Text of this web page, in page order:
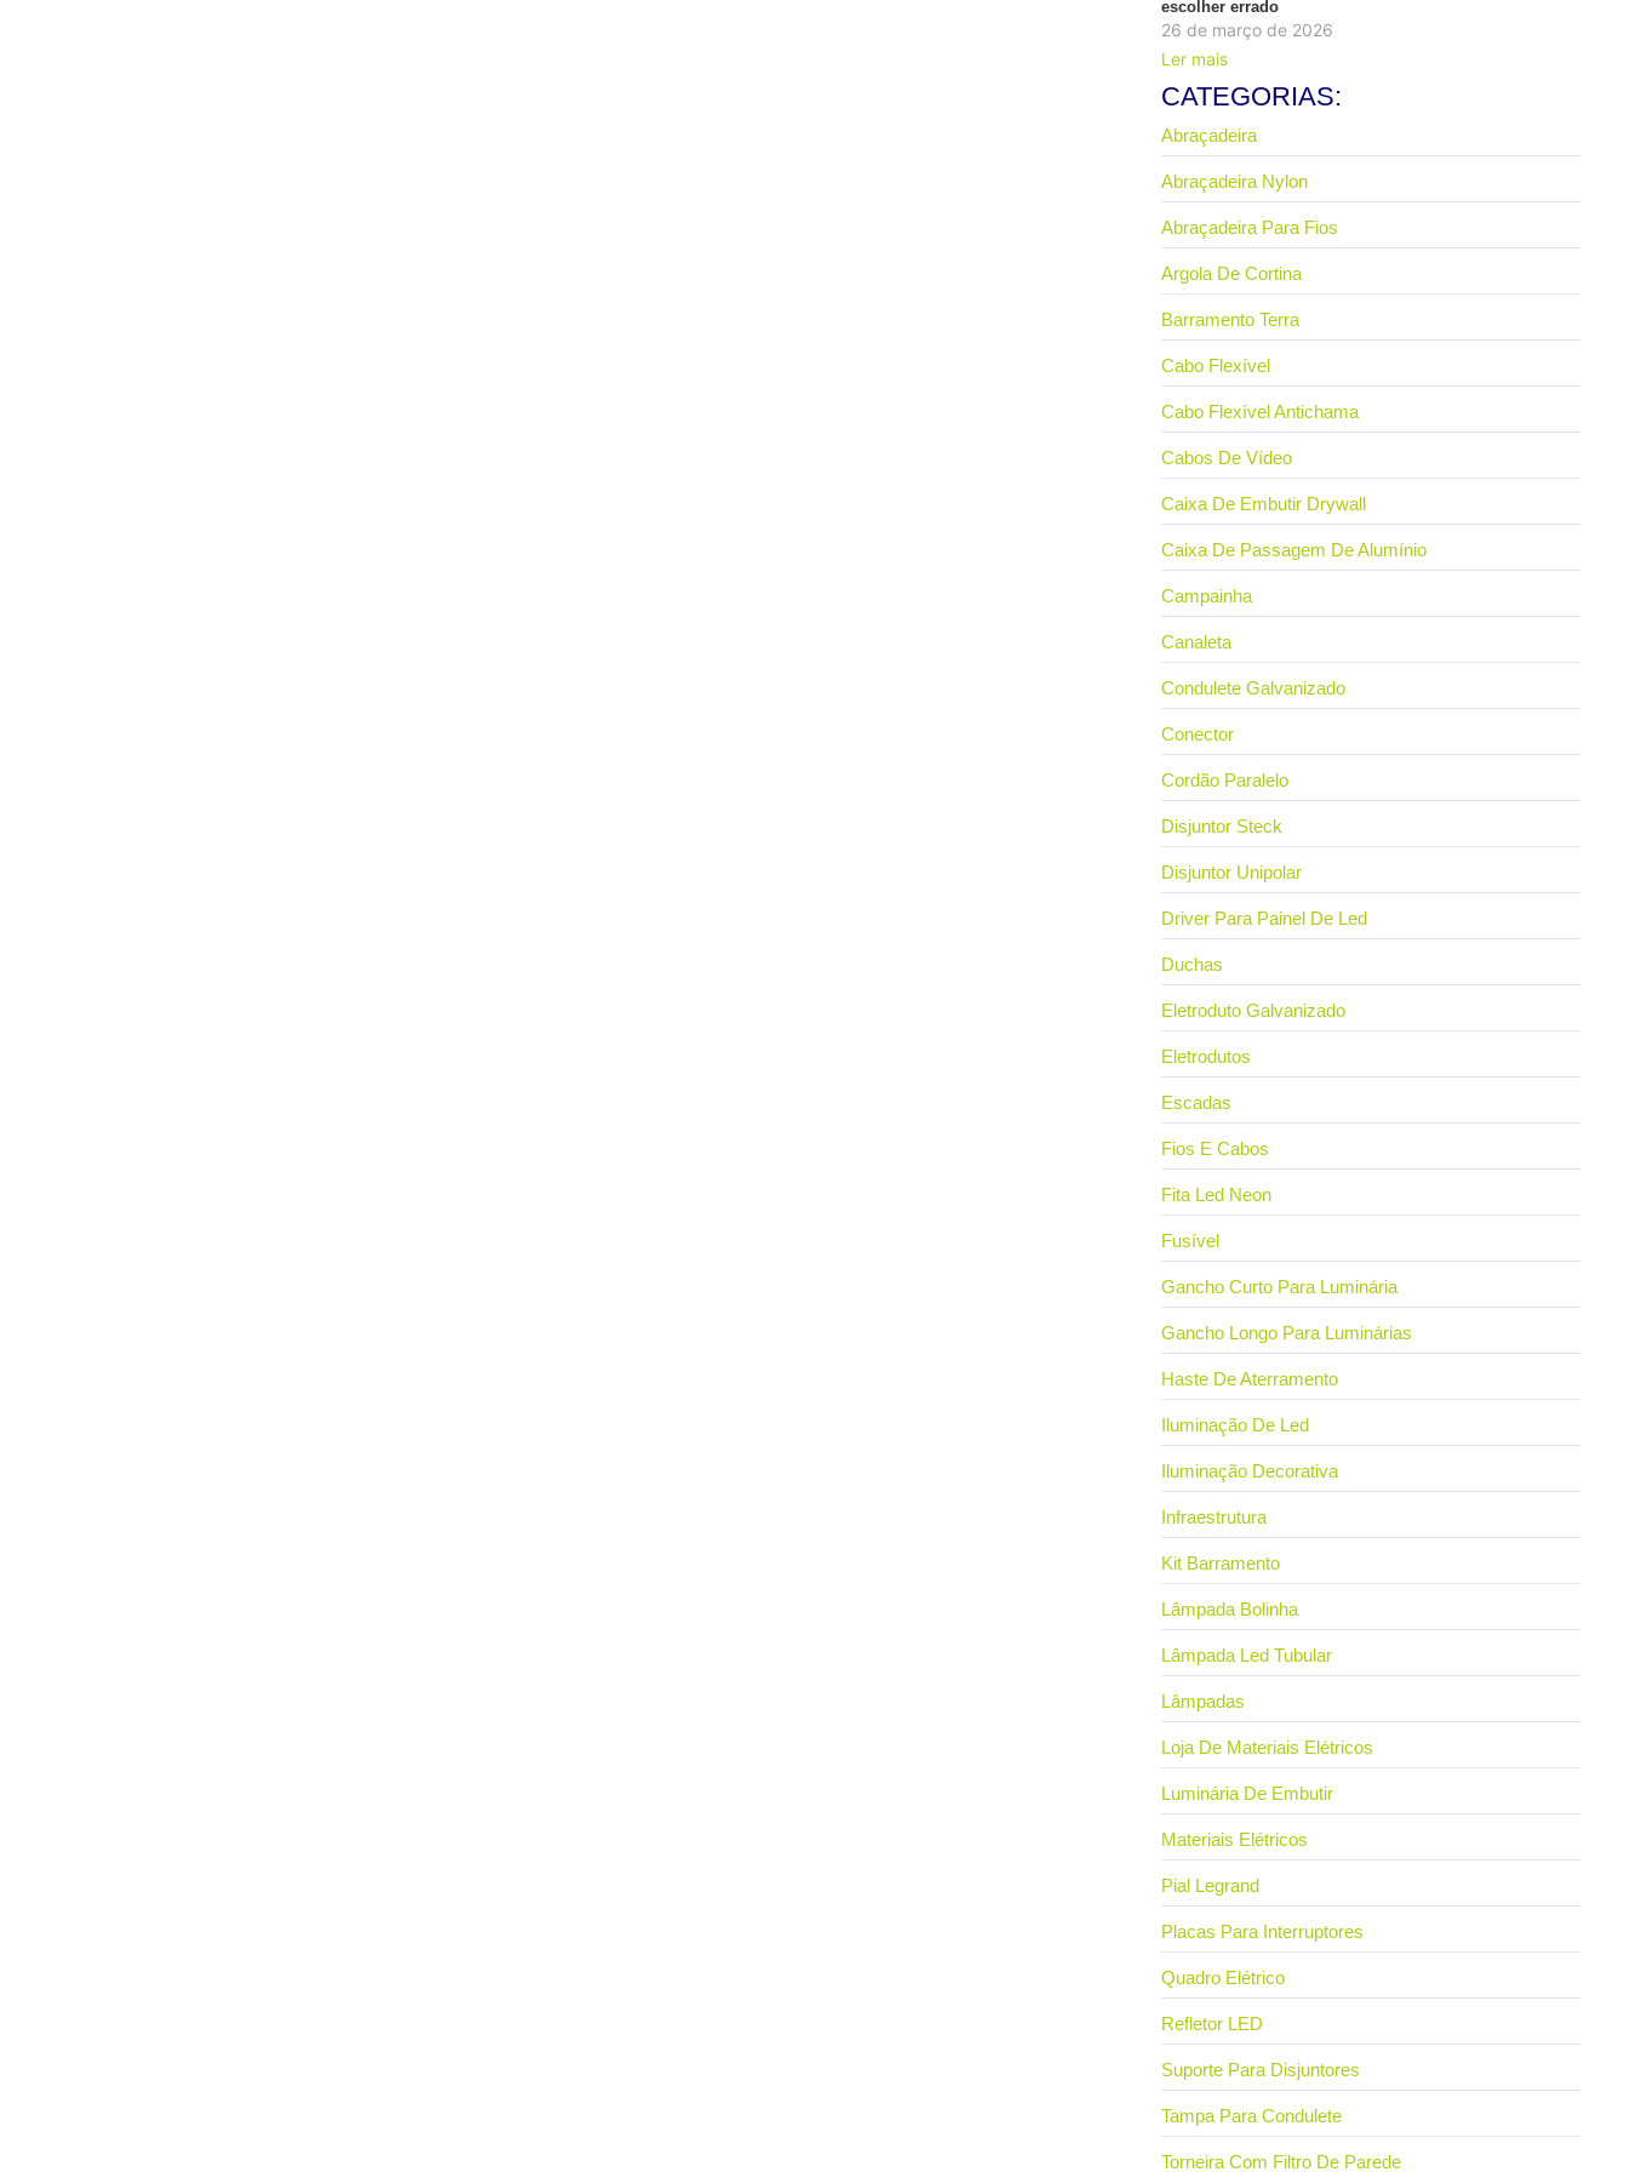
escolher errado
26 de março de 2026
Ler mais
CATEGORIAS:
Abraçadeira
Abraçadeira Nylon
Abraçadeira Para Fios
Argola De Cortina
Barramento Terra
Cabo Flexível
Cabo Flexível Antichama
Cabos De Vídeo
Caixa De Embutir Drywall
Caixa De Passagem De Alumínio
Campainha
Canaleta
Condulete Galvanizado
Conector
Cordão Paralelo
Disjuntor Steck
Disjuntor Unipolar
Driver Para Painel De Led
Duchas
Eletroduto Galvanizado
Eletrodutos
Escadas
Fios E Cabos
Fita Led Neon
Fusível
Gancho Curto Para Luminária
Gancho Longo Para Luminárias
Haste De Aterramento
Iluminação De Led
Iluminação Decorativa
Infraestrutura
Kit Barramento
Lâmpada Bolinha
Lâmpada Led Tubular
Lâmpadas
Loja De Materiais Elétricos
Luminária De Embutir
Materiais Elétricos
Pial Legrand
Placas Para Interruptores
Quadro Elétrico
Refletor LED
Suporte Para Disjuntores
Tampa Para Condulete
Torneira Com Filtro De Parede